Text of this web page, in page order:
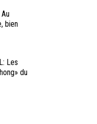
bien
Les
du